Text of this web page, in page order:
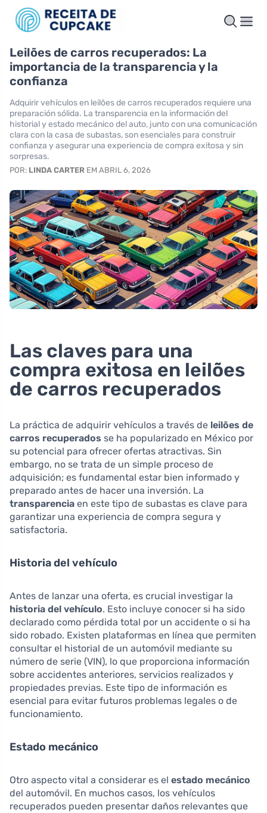
Leilões de carros recuperados: La
importancia de la transparencia y la
confianza
Adquirir vehículos en leilões de carros recuperados requiere una
preparación sólida. La transparencia en la información del
historial y estado mecánico del auto, junto con una comunicación
clara con la casa de subastas, son esenciales para construir
confianza y asegurar una experiencia de compra exitosa y sin
sorpresas.
POR: LINDA CARTER EM ABRIL 6, 2026
Las claves para una
compra exitosa en leilões
de carros recuperados
La práctica de adquirir vehículos a través de leilões de
carros recuperados se ha popularizado en México por
su potencial para ofrecer ofertas atractivas. Sin
embargo, no se trata de un simple proceso de
adquisición; es fundamental estar bien informado y
preparado antes de hacer una inversión. La
transparencia en este tipo de subastas es clave para
garantizar una experiencia de compra segura y
satisfactoria.
Historia del vehículo
Antes de lanzar una oferta, es crucial investigar la
historia del vehículo. Esto incluye conocer si ha sido
declarado como pérdida total por un accidente o si ha
sido robado. Existen plataformas en línea que permiten
consultar el historial de un automóvil mediante su
número de serie (VIN), lo que proporciona información
sobre accidentes anteriores, servicios realizados y
propiedades previas. Este tipo de información es
esencial para evitar futuros problemas legales o de
funcionamiento.
Estado mecánico
Otro aspecto vital a considerar es el estado mecánico
del automóvil. En muchos casos, los vehículos
recuperados pueden presentar daños relevantes que